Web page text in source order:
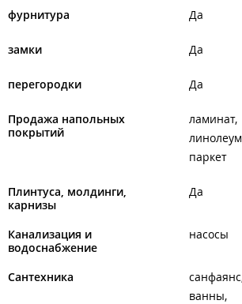
фурнитура Да
замки Да
перегородки Да
Продажа напольных
покрытий
ламинат
линолеум
паркет
Плинтуса, молдинги,
карнизы
Да
Канализация и
водоснабжение
насосы
Сантехника
санфаянс
ванны